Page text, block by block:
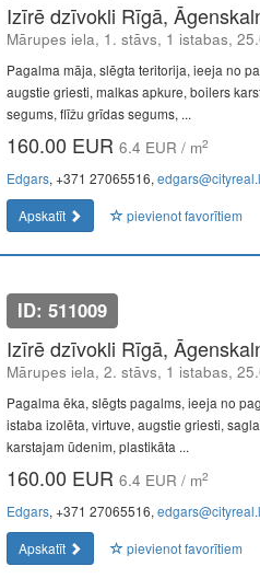
Izīrē dzīvokli Rīgā,
Mārupes iela, 1. stāvs, 1 istabas,
Pagalma māja, slēgta teritorija, ieeja no
augstie griesti, malkas apkure, boilers
segums, flīžu grīdas segums, ...
160.00 EUR 6.4 EUR / m2
Edgars, +371 27065516,
Apskatīt
pievienot favorītiem
ID: 511009
Izīrē dzīvokli Rīgā,
Mārupes iela, 2. stāvs, 1 istabas,
Pagalma ēka, slēgts pagalms, ieeja no
istaba izolēta, virtuve, augstie griesti,
karstajam ūdenim, plastikāta ...
160.00 EUR 6.4 EUR / m2
Edgars, +371 27065516,
Apskatīt
pievienot favorītiem